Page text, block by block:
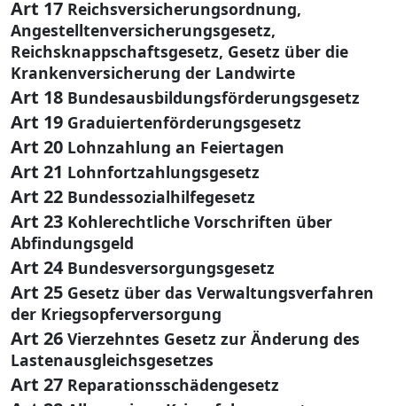
Art 17 Reichsversicherungsordnung,
Angestelltenversicherungsgesetz,
Reichsknappschaftsgesetz, Gesetz über die
Krankenversicherung der Landwirte
Art 18 Bundesausbildungsförderungsgesetz
Art 19 Graduiertenförderungsgesetz
Art 20 Lohnzahlung an Feiertagen
Art 21 Lohnfortzahlungsgesetz
Art 22 Bundessozialhilfegesetz
Art 23 Kohlerechtliche Vorschriften über
Abfindungsgeld
Art 24 Bundesversorgungsgesetz
Art 25 Gesetz über das Verwaltungsverfahren
der Kriegsopferversorgung
Art 26 Vierzehntes Gesetz zur Änderung des
Lastenausgleichsgesetzes
Art 27 Reparationsschädengesetz